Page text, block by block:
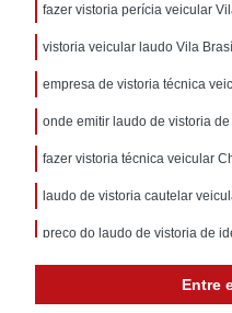
fazer vistoria perícia veicular
vistoria veicular laudo Vila
empresa de vistoria técnica
onde emitir laudo de vistoria
fazer vistoria técnica veicular
laudo de vistoria cautelar
preço do laudo de vistoria de
laudo de vistoria veicular para
empresa de vistoria laudo
Entre